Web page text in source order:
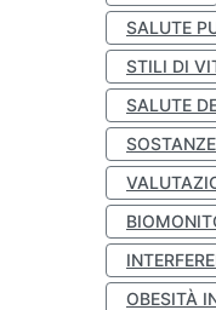
SALUTE
STILI DI
SALUTE
OBESITÀ